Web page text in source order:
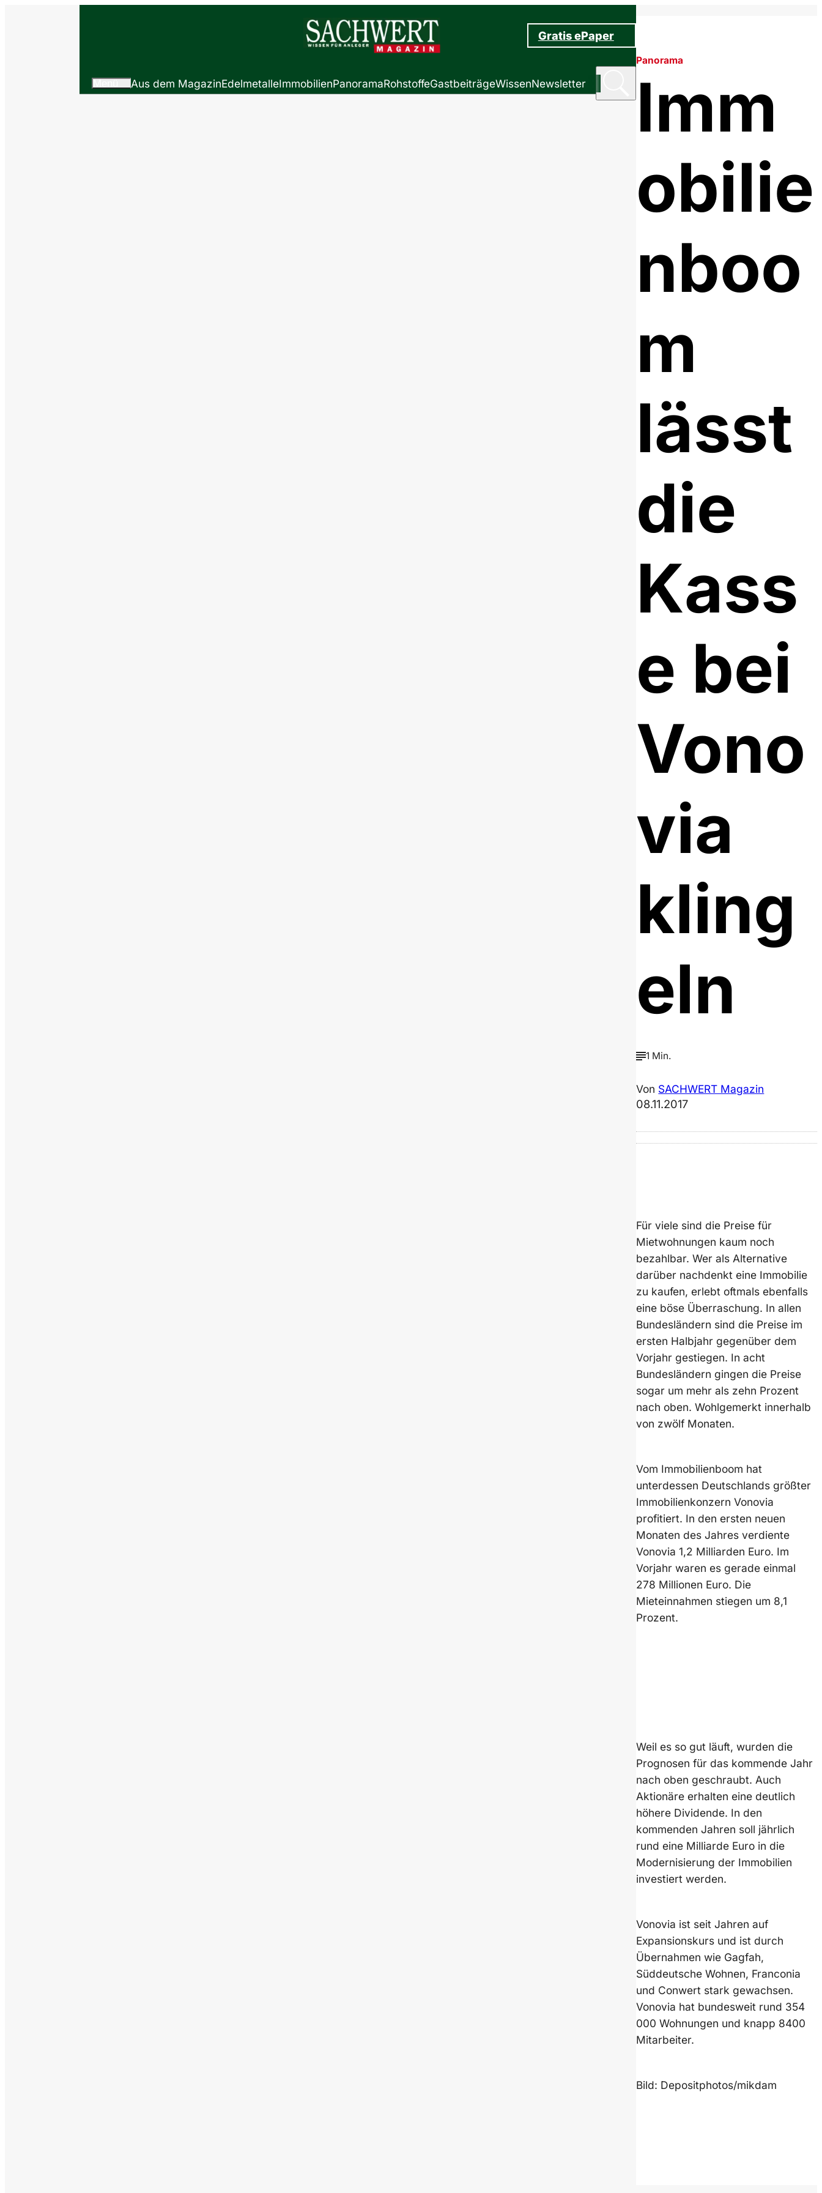
Gratis ePaper
Aus dem MagazinEdelmetalleImmobilienPanoramaRohstoffeGastbeiträgeWissenNewsletter
Panorama
Imm
obilie
nboo
m
lässt
die
Kass
e bei
Vono
via
kling
eln
1 Min.
Von SACHWERT Magazin
08.11.2017
Für viele sind die Preise für
Mietwohnungen kaum noch
bezahlbar. Wer als Alternative
darüber nachdenkt eine Immobilie
zu kaufen, erlebt oftmals ebenfalls
eine böse Überraschung. In allen
Bundesländern sind die Preise im
ersten Halbjahr gegenüber dem
Vorjahr gestiegen. In acht
Bundesländern gingen die Preise
sogar um mehr als zehn Prozent
nach oben. Wohlgemerkt innerhalb
von zwölf Monaten.
Vom Immobilienboom hat
unterdessen Deutschlands größter
Immobilienkonzern Vonovia
profitiert. In den ersten neuen
Monaten des Jahres verdiente
Vonovia 1,2 Milliarden Euro. Im
Vorjahr waren es gerade einmal
278 Millionen Euro. Die
Mieteinnahmen stiegen um 8,1
Prozent.
Weil es so gut läuft, wurden die
Prognosen für das kommende Jahr
nach oben geschraubt. Auch
Aktionäre erhalten eine deutlich
höhere Dividende. In den
kommenden Jahren soll jährlich
rund eine Milliarde Euro in die
Modernisierung der Immobilien
investiert werden.
Vonovia ist seit Jahren auf
Expansionskurs und ist durch
Übernahmen wie Gagfah,
Süddeutsche Wohnen, Franconia
und Conwert stark gewachsen.
Vonovia hat bundesweit rund 354
000 Wohnungen und knapp 8400
Mitarbeiter.
Bild: Depositphotos/mikdam